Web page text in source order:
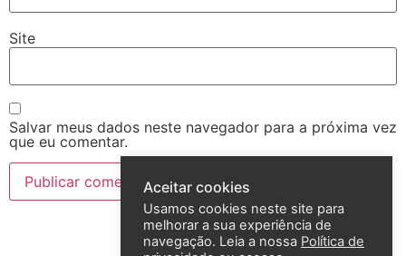
Site
Salvar meus dados neste navegador para a próxima vez
que eu comentar.
Aceitar cookies
Usamos cookies neste site para
melhorar a sua experiência de
navegação. Leia a nossa Política de